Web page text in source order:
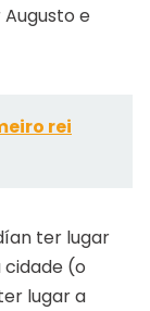
e
rei
ter lugar
(o
lugar a